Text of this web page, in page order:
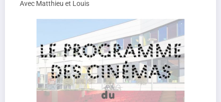
Avec Matthieu et Louis